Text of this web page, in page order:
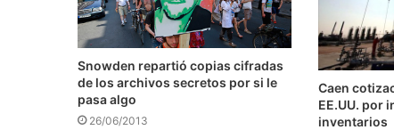
Snowden repartió copias cifradas
de los archivos secretos por si le
pasa algo
26/06/2013
Caen
EE.UU. por
inventarios